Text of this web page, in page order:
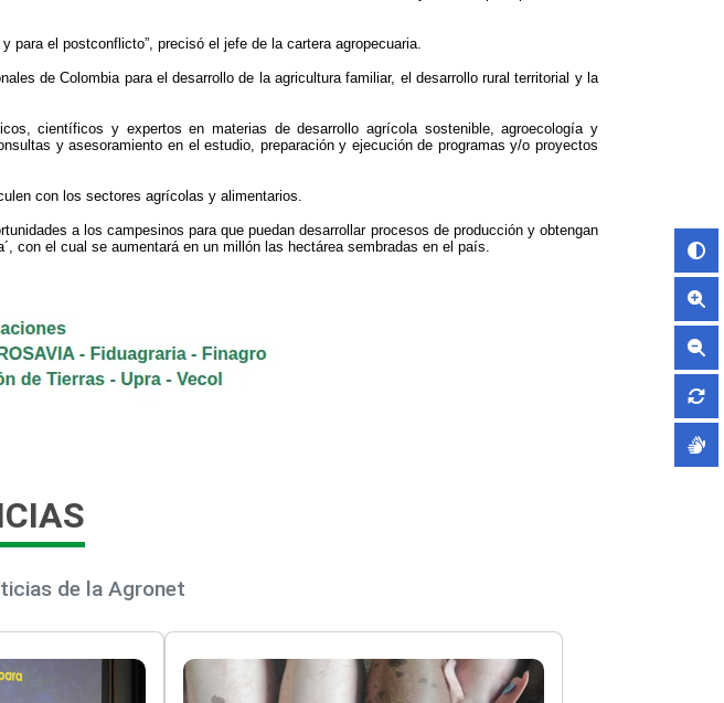
el postconflicto”, precisó el jefe de la cartera agropecuaria.
de Colombia para el desarrollo de la agricultura familiar, el desarrollo rural territorial y la
científicos y expertos en materias de desarrollo agrícola sostenible, agroecología y
y asesoramiento en el estudio, preparación y ejecución de programas y/o proyectos
con los sectores agrícolas y alimentarios.
a los campesinos para que puedan desarrollar procesos de producción y obtengan
con el cual se aumentará en un millón las hectárea sembradas en el país.
de la Agronet